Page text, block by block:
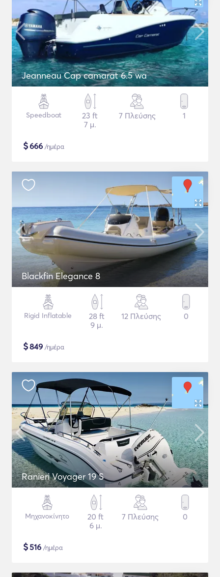
Jeanneau Cap camarat 6.5 wa
Speedboat
23 ft
7 μ.
7 Πλεύσης 1
$666 /ημέρα
Blackfin Elegance 8
Rigid Inflatable
28 ft
9 μ.
12 Πλεύσης 0
$849 /ημέρα
Ranieri Voyager 19 S
Μηχανοκίνητο
20 ft
6 μ.
7 Πλεύσης 0
$516 /ημέρα